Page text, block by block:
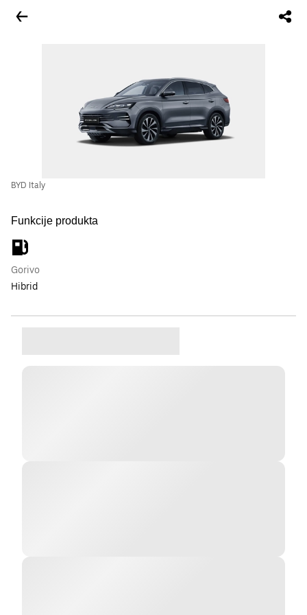
BYD Italy
Funkcije produkta
Gorivo
Hibrid